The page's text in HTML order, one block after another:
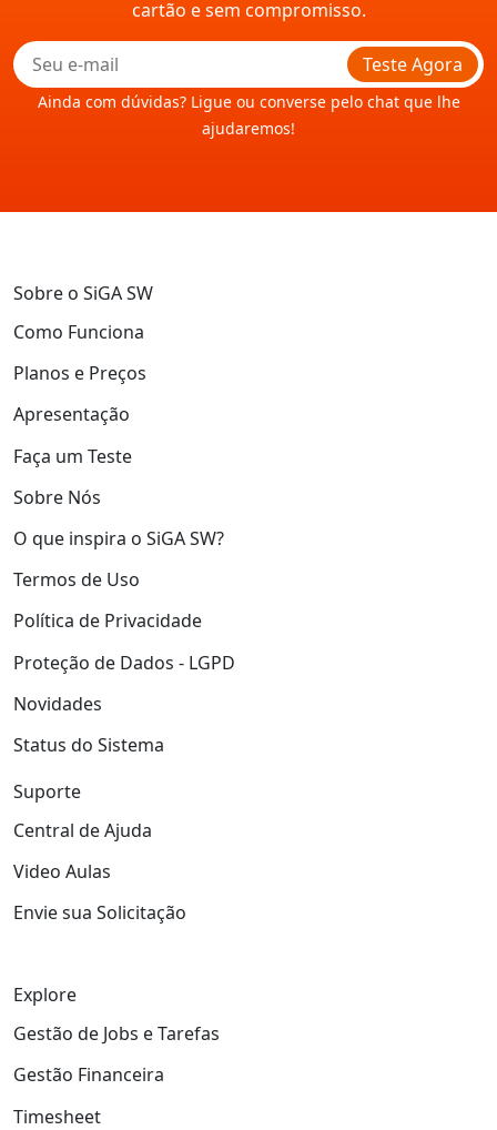
cartão e sem compromisso.
Teste Agora
Ainda com dúvidas? Ligue ou converse pelo chat que lhe
ajudaremos!
Sobre o SiGA SW
Como Funciona
Planos e Preços
Apresentação
Faça um Teste
Sobre Nós
O que inspira o SiGA SW?
Termos de Uso
Política de Privacidade
Proteção de Dados - LGPD
Novidades
Status do Sistema
Suporte
Central de Ajuda
Video Aulas
Envie sua Solicitação
Explore
Gestão de Jobs e Tarefas
Gestão Financeira
Timesheet